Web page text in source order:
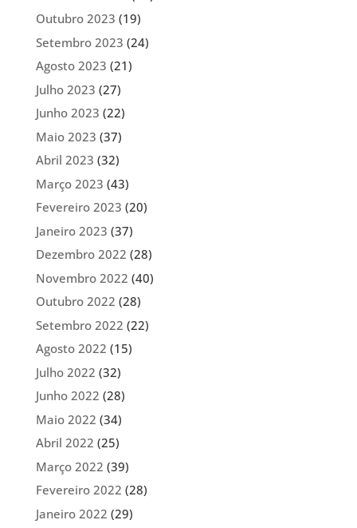
Outubro 2023 (19)
Setembro 2023 (24)
Agosto 2023 (21)
Julho 2023 (27)
Junho 2023 (22)
Maio 2023 (37)
Abril 2023 (32)
Março 2023 (43)
Fevereiro 2023 (20)
Janeiro 2023 (37)
Dezembro 2022 (28)
Novembro 2022 (40)
Outubro 2022 (28)
Setembro 2022 (22)
Agosto 2022 (15)
Julho 2022 (32)
Junho 2022 (28)
Maio 2022 (34)
Abril 2022 (25)
Março 2022 (39)
Fevereiro 2022 (28)
Janeiro 2022 (29)